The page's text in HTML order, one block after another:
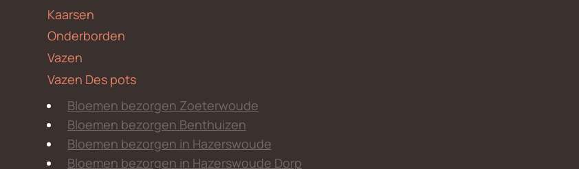
Kaarsen
Onderborden
Vazen
Vazen Des pots
Bloemen bezorgen Zoeterwoude
Bloemen bezorgen Benthuizen
Bloemen bezorgen in Hazerswoude
Bloemen bezorgen in Hazerswoude Dorp